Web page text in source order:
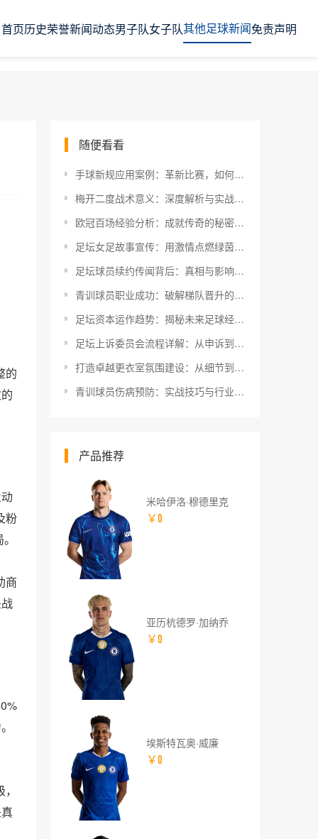
首页历史荣誉新闻动态男子队女子队其他足球新闻免责声明
的
粉
商
随便看看
手球新规应用案例：革新比赛，如何少走弯路？
梅开二度战术意义：深度解析与实战应用
欧冠百场经验分析：成就传奇的秘密武器
足坛女足故事宣传：用激情点燃绿茵场的她们
足坛球员续约传闻背后：真相与影响深度解析
青训球员职业成功：破解梯队晋升的秘密密码
足坛资本运作趋势：揭秘未来足球经济的黄金密码
足坛上诉委员会流程详解：从申诉到裁决的全攻略
打造卓越更衣室氛围建设：从细节到心理的全方位提升
青训球员伤病预防：实战技巧与行业内幕揭秘
产品推荐
米哈伊洛·穆德里克
￥0
亚历杭德罗·加纳乔
￥0
埃斯特瓦奥·威廉
￥0